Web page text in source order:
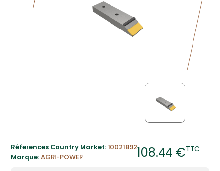
Réferences Country Market:10021892
Marque:AGRI-POWER 108.44 €TTC